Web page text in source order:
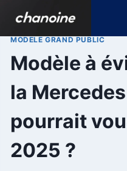
contenu
MODELE GRAND PUBLIC
Modèle à
la
pourrait
2025 ?